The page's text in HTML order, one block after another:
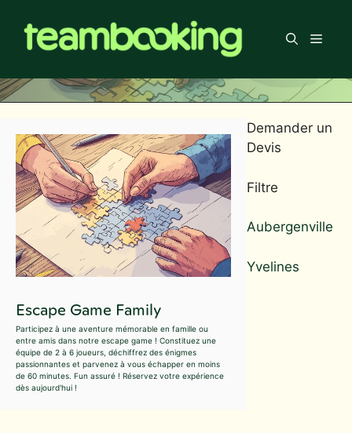
contenu
Menu
Escape Game Family
Participez à une aventure mémorable en famille ou
entre amis dans notre escape game ! Constituez une
équipe de 2 à 6 joueurs, déchiffrez des énigmes
passionnantes et parvenez à vous échapper en moins
de 60 minutes. Fun assuré ! Réservez votre expérience
dès aujourd'hui !
Demander un
Devis
Filtre
Aubergenville
Yvelines